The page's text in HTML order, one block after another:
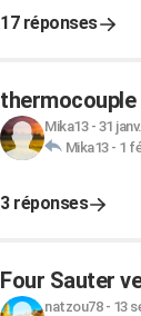
17 réponses
Mika13- 31
Mika13- 1
3 réponses
Four Sauter
natzou78- 13